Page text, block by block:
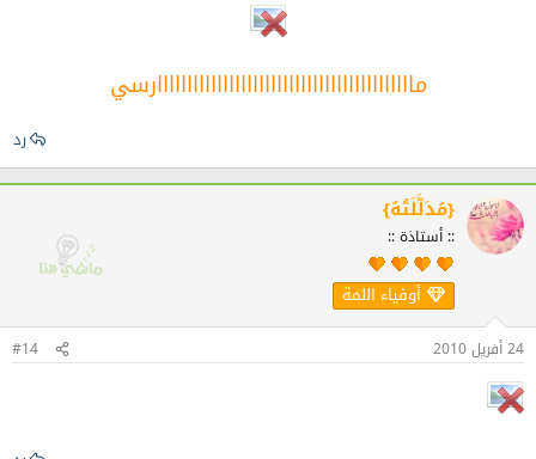
مااااااااااااااااااااااااااااااااااااااااااارسي
رد
{مُدَلَّلَتُهُ}
:: أستاذة ::
أوفياء اللمة
24 أفريل 2010 #14